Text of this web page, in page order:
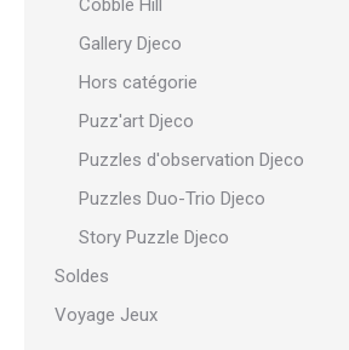
Cobble Hill
Gallery Djeco
Hors catégorie
Puzz'art Djeco
Puzzles d'observation Djeco
Puzzles Duo-Trio Djeco
Story Puzzle Djeco
Soldes
Voyage Jeux